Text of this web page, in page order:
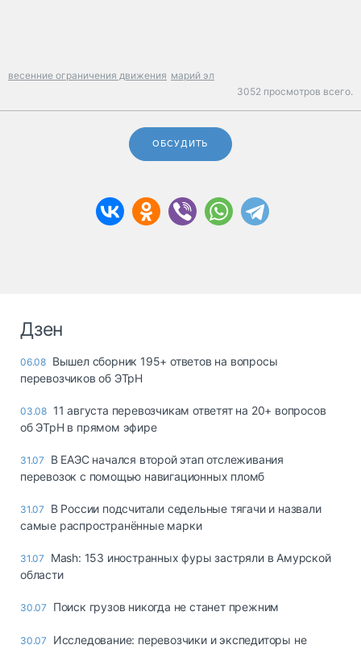
весенние ограничения движения марий эл
3052 просмотров всего.
ОБСУДИТЬ
Дзен
06.08 Вышел сборник 195+ ответов на вопросы
перевозчиков об ЭТрН
03.08 11 августа перевозчикам ответят на 20+ вопросов
об ЭТрН в прямом эфире
31.07
В ЕАЭС начался второй этап отслеживания
перевозок с помощью навигационных пломб
31.07
В России подсчитали седельные тягачи и назвали
самые распространённые марки
31.07
Mash: 153 иностранных фуры застряли в Амурской
области
30.07 Поиск грузов никогда не станет прежним
30.07
Исследование: перевозчики и экспедиторы не